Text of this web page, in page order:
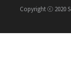
Copyright ⓒ 2020